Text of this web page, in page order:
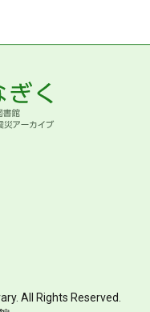
All Rights Reserved.